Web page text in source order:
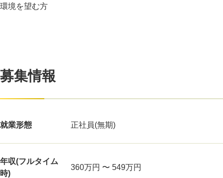
環境を望む方
募集情報
就業形態 正社員(無期)
年収(フルタイム
時)
360万円 〜 549万円